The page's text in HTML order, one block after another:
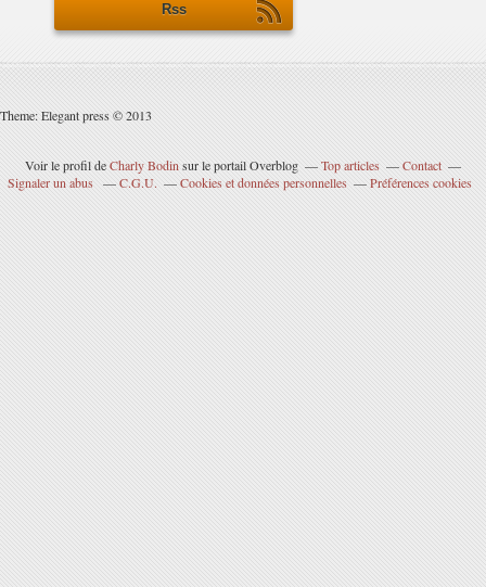
Rss
Theme: Elegant press © 2013
Voir le profil deCharly Bodinsur le portail Overblog Top articles
Contact
Signaler un abus
C.G.U. Cookies et données personnelles Préférences cookies